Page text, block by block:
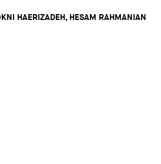
HAERIZADEH, HESAM RAHMANIAN